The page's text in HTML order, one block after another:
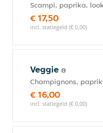
Scampi, paprika,
€ 17,50
incl. statiegeld (€ 0,00)
Veggie
Champignons,
€ 16,00
incl. statiegeld (€ 0,00)